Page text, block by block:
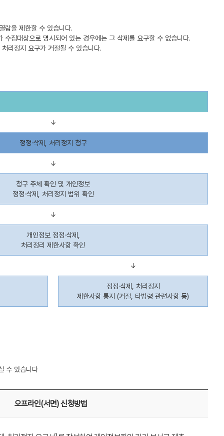
람을 제한할 수 있습니다.
수집대상으로 명시되어 있는 경우에는 그 삭제를 요구할 수 없습니다.
리정지 요구가 거절될 수 있습니다.
↓
정정·삭제, 처리정지 청구
↓
청구 주체 확인 및 개인정보
정정·삭제, 처리정지 범위 확인
↓
개인정보 정정·삭제,
처리정리 제한사항 확인
↓
정정·삭제, 처리정지
제한사항 통지 (거절, 타법령 관련사항 등)
수 있습니다
오프라인(서면) 신청방법